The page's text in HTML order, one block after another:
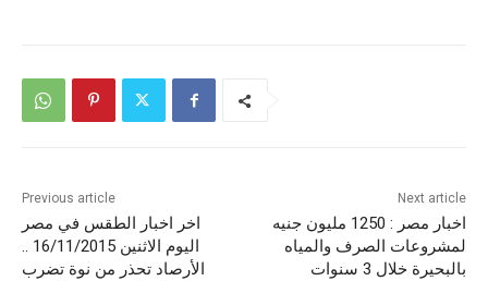
Previous article
اخر اخبار الطقس في مصر
اليوم الاثنين 16/11/2015 ..
الأرصاد تحذر من نوة تضرب
Next article
اخبار مصر : 1250 مليون جنيه
لمشروعات الصرف والمياه
بالبحيرة خلال 3 سنوات